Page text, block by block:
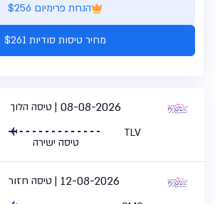
הנחת פרימיום $256
מחיר טיסות סודיות $261
טיסה הלוך 08-08-2026
TLV
טיסה ישירה
טיסה חזור 12-08-2026